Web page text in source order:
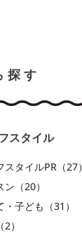
探す
スタイル
スタイルPR（27）
ン（20）
・子ども（31）
）